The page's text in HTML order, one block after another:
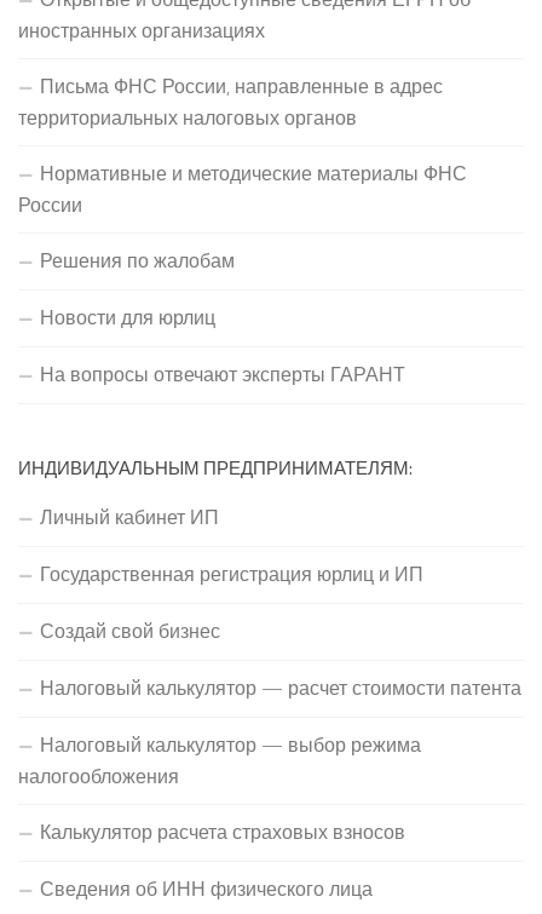
иностранных организациях
Письма ФНС России, направленные в адрес
территориальных налоговых органов
Нормативные и методические материалы ФНС
России
Решения по жалобам
Новости для юрлиц
На вопросы отвечают эксперты ГАРАНТ
ИНДИВИДУАЛЬНЫМ ПРЕДПРИНИМАТЕЛЯМ:
Личный кабинет ИП
Государственная регистрация юрлиц и ИП
Создай свой бизнес
Налоговый калькулятор — расчет стоимости патента
Налоговый калькулятор — выбор режима
налогообложения
Калькулятор расчета страховых взносов
Сведения об ИНН физического лица